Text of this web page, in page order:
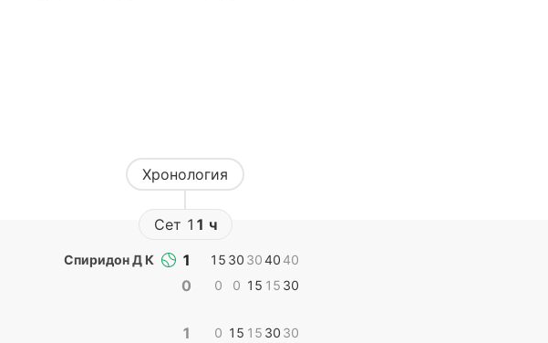
Хронология
Сет 1 1 ч
Спиридон Д К
1
0
15
0
30
0
30
15
40
15
40
30
1
0 15 15 30 30